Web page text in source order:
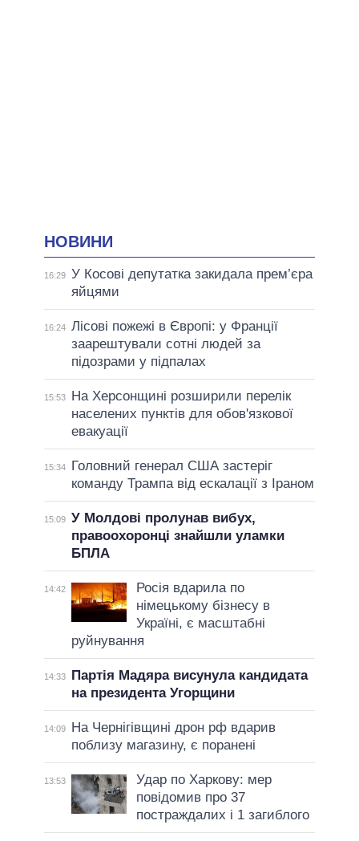
НОВИНИ
16:29 У Косові депутатка закидала прем’єра
яйцями
16:24 Лісові пожежі в Європі: у Франції
заарештували сотні людей за
підозрами у підпалах
15:53
На Херсонщині розширили перелік
населених пунктів для обов'язкової
евакуації
15:34
Головний генерал США застеріг
команду Трампа від ескалації з Іраном
15:09 У Молдові пролунав вибух,
правоохоронці знайшли уламки
БПЛА
14:42
Росія вдарила по
німецькому бізнесу в
Україні, є масштабні
руйнування
14:33
Партія Мадяра висунула кандидата
на президента Угорщини
14:09
На Чернігівщині дрон рф вдарив
поблизу магазину, є поранені
13:53
Удар по Харкову: мер
повідомив про 37
постраждалих і 1 загиблого